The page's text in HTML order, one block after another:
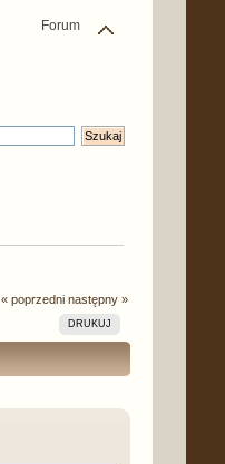
Forum
« poprzedni następny »
DRUKUJ